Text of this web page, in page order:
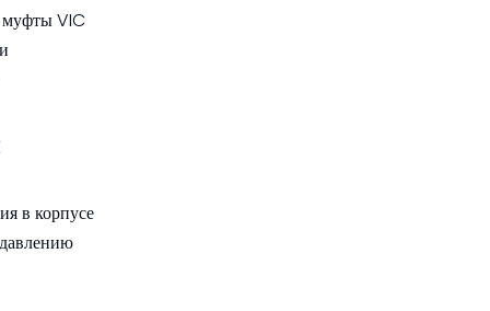
муфты VIC
в корпусе